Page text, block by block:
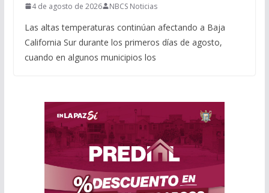
4 de agosto de 2026 NBCS Noticias
Las altas temperaturas continúan afectando a Baja
California Sur durante los primeros días de agosto,
cuando en algunos municipios los